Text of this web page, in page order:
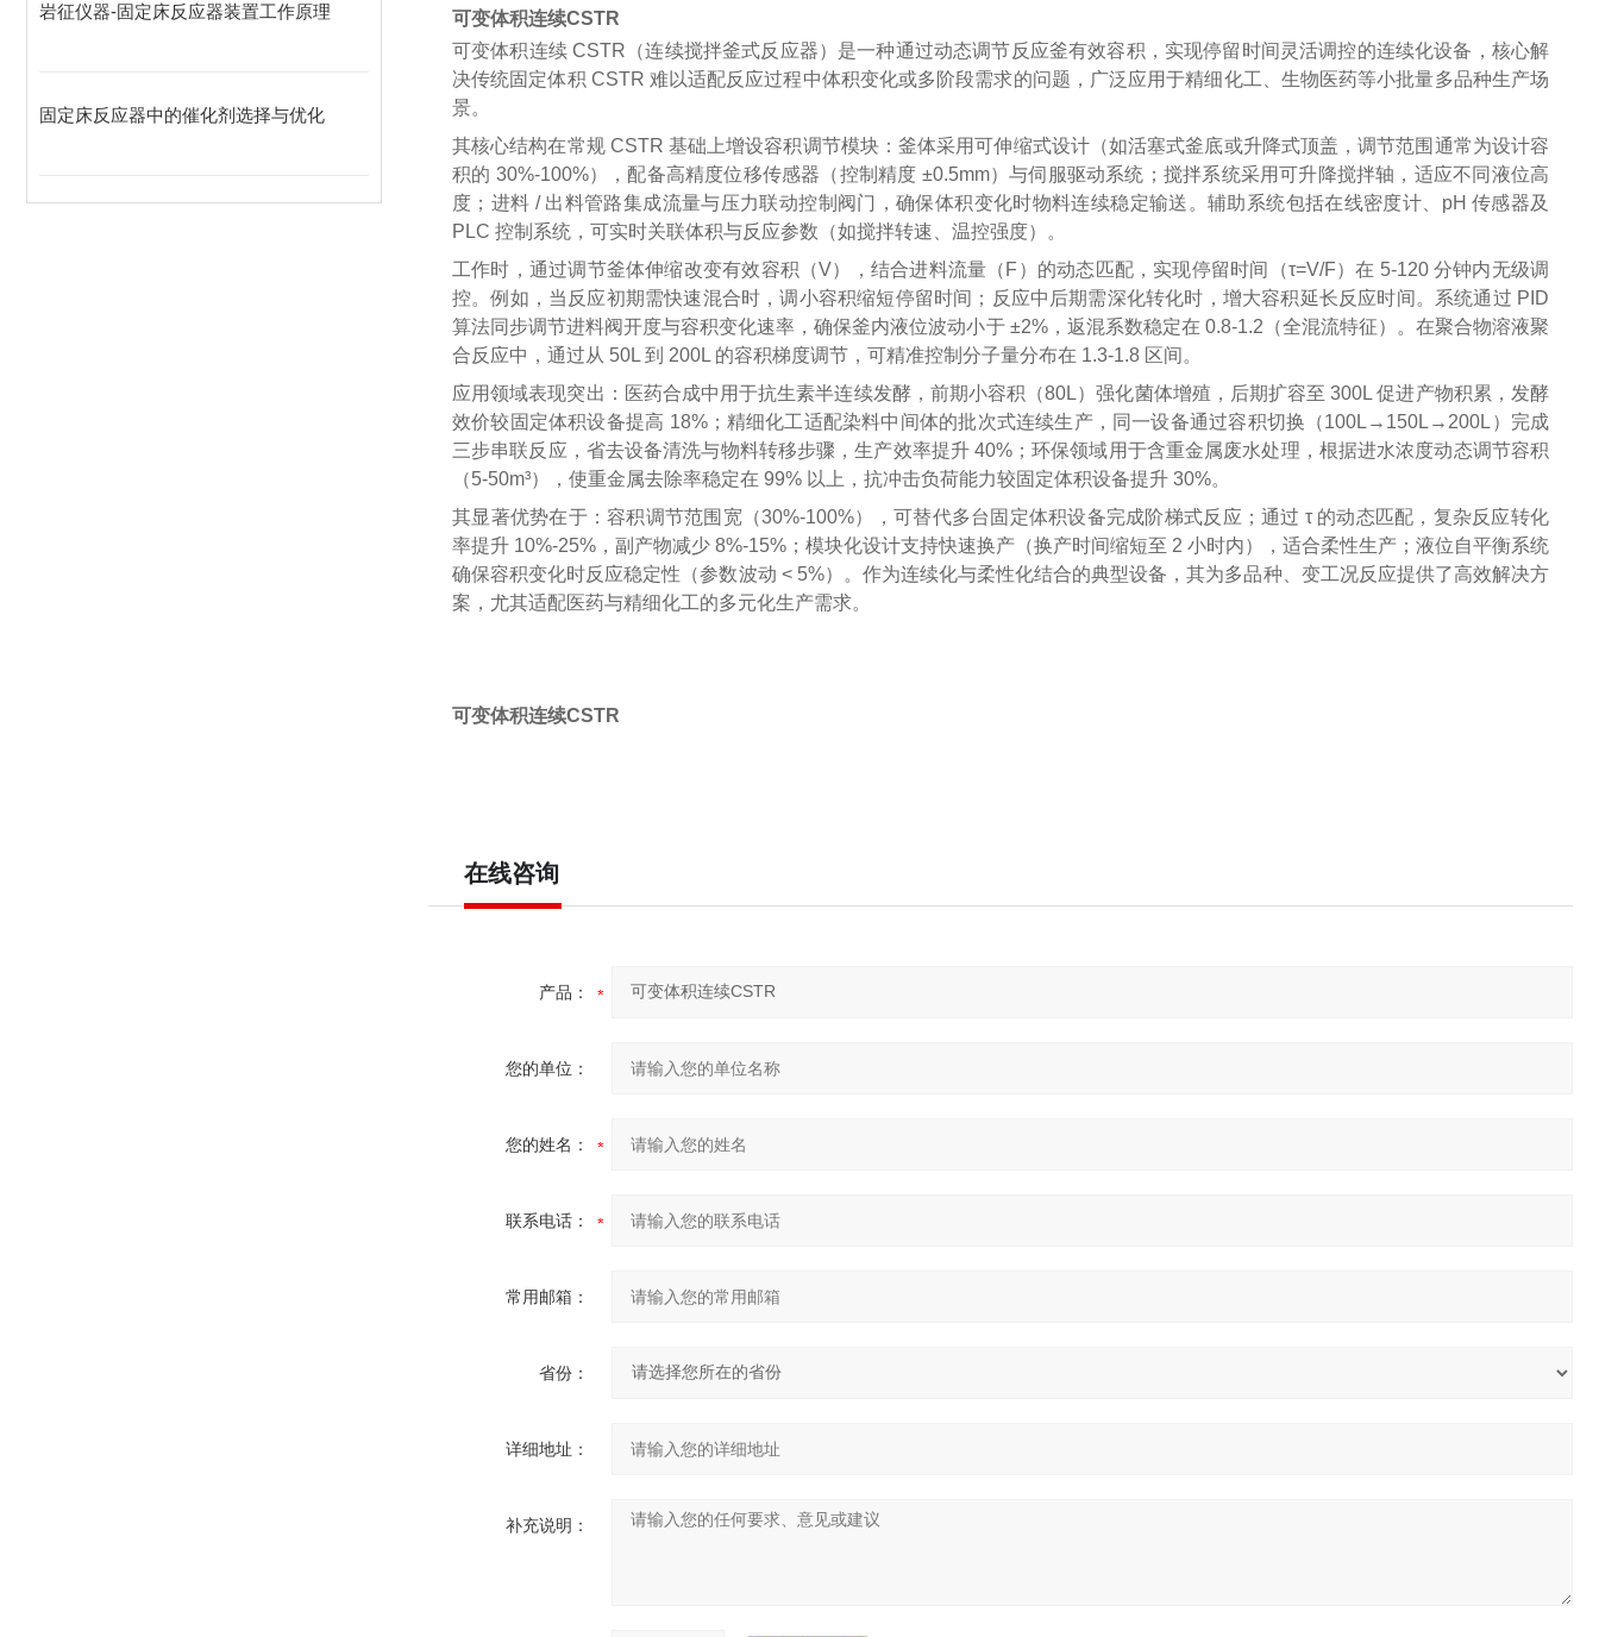
可变体积连续CSTR
可变体积连续 CSTR（连续搅拌釜式反应器）是一种通过动态调节反应釜有效容积，实现停留时间灵活调控的连续化设备，核心解
决传统固定体积 CSTR 难以适配反应过程中体积变化或多阶段需求的问题，广泛应用于精细化工、生物医药等小批量多品种生产场
景。
其核心结构在常规 CSTR 基础上增设容积调节模块：釜体采用可伸缩式设计（如活塞式釜底或升降式顶盖，调节范围通常为设计容
积的 30%-100%），配备高精度位移传感器（控制精度 ±0.5mm）与伺服驱动系统；搅拌系统采用可升降搅拌轴，适应不同液位高
度；进料 / 出料管路集成流量与压力联动控制阀门，确保体积变化时物料连续稳定输送。辅助系统包括在线密度计、pH 传感器及
PLC 控制系统，可实时关联体积与反应参数（如搅拌转速、温控强度）。
工作时，通过调节釜体伸缩改变有效容积（V），结合进料流量（F）的动态匹配，实现停留时间（τ=V/F）在 5-120 分钟内无级调
控。例如，当反应初期需快速混合时，调小容积缩短停留时间；反应中后期需深化转化时，增大容积延长反应时间。系统通过 PID
算法同步调节进料阀开度与容积变化速率，确保釜内液位波动小于 ±2%，返混系数稳定在 0.8-1.2（全混流特征）。在聚合物溶液聚
合反应中，通过从 50L 到 200L 的容积梯度调节，可精准控制分子量分布在 1.3-1.8 区间。
应用领域表现突出：医药合成中用于抗生素半连续发酵，前期小容积（80L）强化菌体增殖，后期扩容至 300L 促进产物积累，发酵
效价较固定体积设备提高 18%；精细化工适配染料中间体的批次式连续生产，同一设备通过容积切换（100L→150L→200L）完成
三步串联反应，省去设备清洗与物料转移步骤，生产效率提升 40%；环保领域用于含重金属废水处理，根据进水浓度动态调节容积
（5-50m³），使重金属去除率稳定在 99% 以上，抗冲击负荷能力较固定体积设备提升 30%。
其显著优势在于：容积调节范围宽（30%-100%），可替代多台固定体积设备完成阶梯式反应；通过 τ 的动态匹配，复杂反应转化
率提升 10%-25%，副产物减少 8%-15%；模块化设计支持快速换产（换产时间缩短至 2 小时内），适合柔性生产；液位自平衡系统
确保容积变化时反应稳定性（参数波动 < 5%）。作为连续化与柔性化结合的典型设备，其为多品种、变工况反应提供了高效解决方
案，尤其适配医药与精细化工的多元化生产需求。
可变体积连续CSTR
在线咨询
产品：
您的单位：
您的姓名：
联系电话：
常用邮箱：
省份：
详细地址：
补充说明：
岩征仪器-固定床反应器装置工作原理
固定床反应器中的催化剂选择与优化